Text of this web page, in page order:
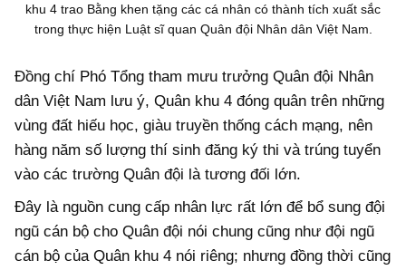
khu 4 trao Bằng khen tặng các cá nhân có thành tích xuất sắc
trong thực hiện Luật sĩ quan Quân đội Nhân dân Việt Nam.
Đồng chí Phó Tổng tham mưu trưởng Quân đội Nhân
dân Việt Nam lưu ý, Quân khu 4 đóng quân trên những
vùng đất hiếu học, giàu truyền thống cách mạng, nên
hàng năm số lượng thí sinh đăng ký thi và trúng tuyển
vào các trường Quân đội là tương đối lớn.
Đây là nguồn cung cấp nhân lực rất lớn để bổ sung đội
ngũ cán bộ cho Quân đội nói chung cũng như đội ngũ
cán bộ của Quân khu 4 nói riêng; nhưng đồng thời cũng